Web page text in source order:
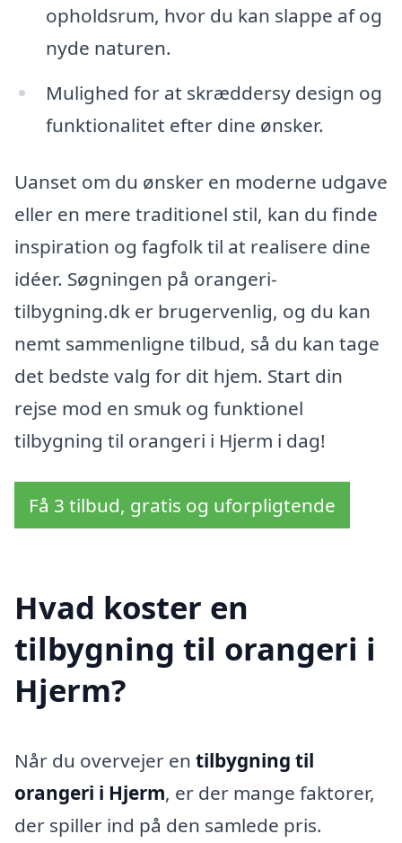
opholdsrum, hvor du kan slappe af og
nyde naturen.
Mulighed for at skræddersy design og
funktionalitet efter dine ønsker.
Uanset om du ønsker en moderne udgave
eller en mere traditionel stil, kan du finde
inspiration og fagfolk til at realisere dine
idéer. Søgningen på orangeri-
tilbygning.dk er brugervenlig, og du kan
nemt sammenligne tilbud, så du kan tage
det bedste valg for dit hjem. Start din
rejse mod en smuk og funktionel
tilbygning til orangeri i Hjerm i dag!
Få 3 tilbud, gratis og uforpligtende
Hvad koster en
tilbygning til orangeri i
Hjerm?
Når du overvejer en tilbygning til
orangeri i Hjerm, er der mange faktorer,
der spiller ind på den samlede pris.